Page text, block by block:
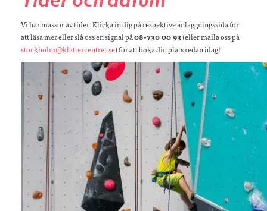
Vi har massor av tider. Klicka in dig på respektive anläggningssida för
att läsa mer eller slå oss en signal på08-730 00 93(eller maila oss på
stockholm@klattercentret.se) för att boka din plats redan idag!